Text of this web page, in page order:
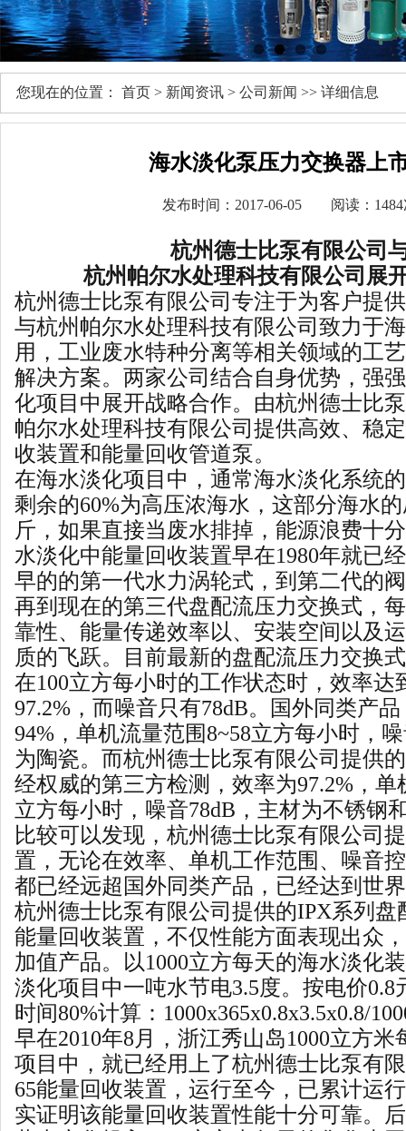
您现在的位置： 首页 > 新闻资讯 > 公司新闻 >> 详细信息
海水淡化泵压力交换器上
发布时间：2017-06-05 阅读：
杭州德士比泵有限公司
杭州帕尔水处理科技有限公司展
杭州德士比泵有限公司专注于为客户提
与杭州帕尔水处理科技有限公司致力于
用，工业废水特种分离等相关领域的工
解决方案。两家公司结合自身优势，强
化项目中展开战略合作。由杭州德士比
帕尔水处理科技有限公司提供高效、稳
收装置和能量回收管道泵。
在海水淡化项目中，通常海水淡化系统
剩余的60%为高压浓海水，这部分海水
斤，如果直接当废水排掉，能源浪费十
水淡化中能量回收装置早在1980年就已
早的的第一代水力涡轮式，到第二代的
再到现在的第三代盘配流压力交换式，
靠性、能量传递效率以、安装空间以及
质的飞跃。目前最新的盘配流压力交换
在100立方每小时的工作状态时，效率达
97.2% ，而噪音只有78dB。国外同类产
94% ，单机流量范围8~58立方每小时，
为陶瓷。而杭州德士比泵有限公司提供
经权威的第三方检测，效率为97.2% ，
立方每小时，噪音78dB ，主材为不锈钢
比较可以发现，杭州德士比泵有限公司
置，无论在效率、单机工作范围、噪音
都已经远超国外同类产品，已经达到世
杭州德士比泵有限公司提供的IPX系列盘
能量回收装置，不仅性能方面表现出众
加值产品。以1000立方每天的海水淡化
淡化项目中一吨水节电3.5度。按电价0.8
时间80%计算： 1000x365x0.8x3.5x0.8/
早在2010年8 月，浙江秀山岛1000立方米
项目中，就已经用上了杭州德士比泵有
65能量回收装置，运行至今，已累计运行
实证明该能量回收装置性能十分可靠。